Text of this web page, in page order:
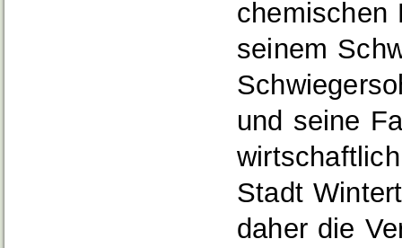
chemischen
seinem
und seine
Stadt
daher die